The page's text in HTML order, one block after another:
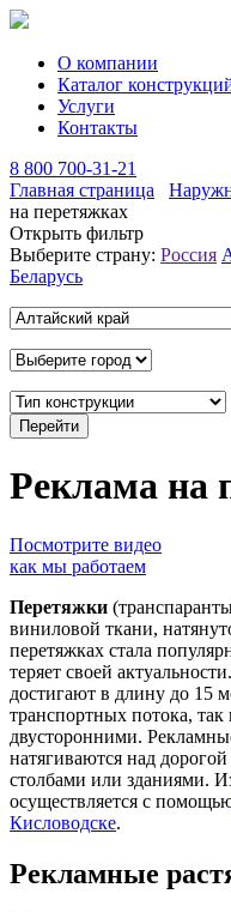
О компании
Каталог
Услуги
Контакты
8 800 700-31-21
Главная страница
на перетяжках
Открыть фильтр
Выберите страну: Россия
Беларусь
Реклама на
Посмотрите видео
как мы работаем
Перетяжки
виниловой ткани,
перетяжках стала
теряет своей
достигают в длину до 15
транспортных потока,
двусторонними.
натягиваются над
столбами или зданиями.
осуществляется с
Кисловодске.
Рекламные